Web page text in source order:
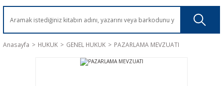
Anasayfa HUKUK GENEL HUKUK PAZARLAMA MEVZUATI